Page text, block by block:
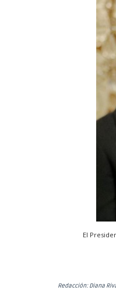
El
Redacción: Diana